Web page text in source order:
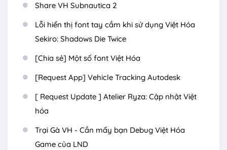
Share VH Subnautica 2
Lỗi hiển thị font tay cầm khi sử dụng Việt Hóa
Sekiro: Shadows Die Twice
[Chia sẻ] Một số font Việt Hóa
[Request App] Vehicle Tracking Autodesk
[ Request Update ] Atelier Ryza: Cập nhật Việt
hóa
Trại Gà VH - Cần mấy bạn Debug Việt Hóa
Game của LND